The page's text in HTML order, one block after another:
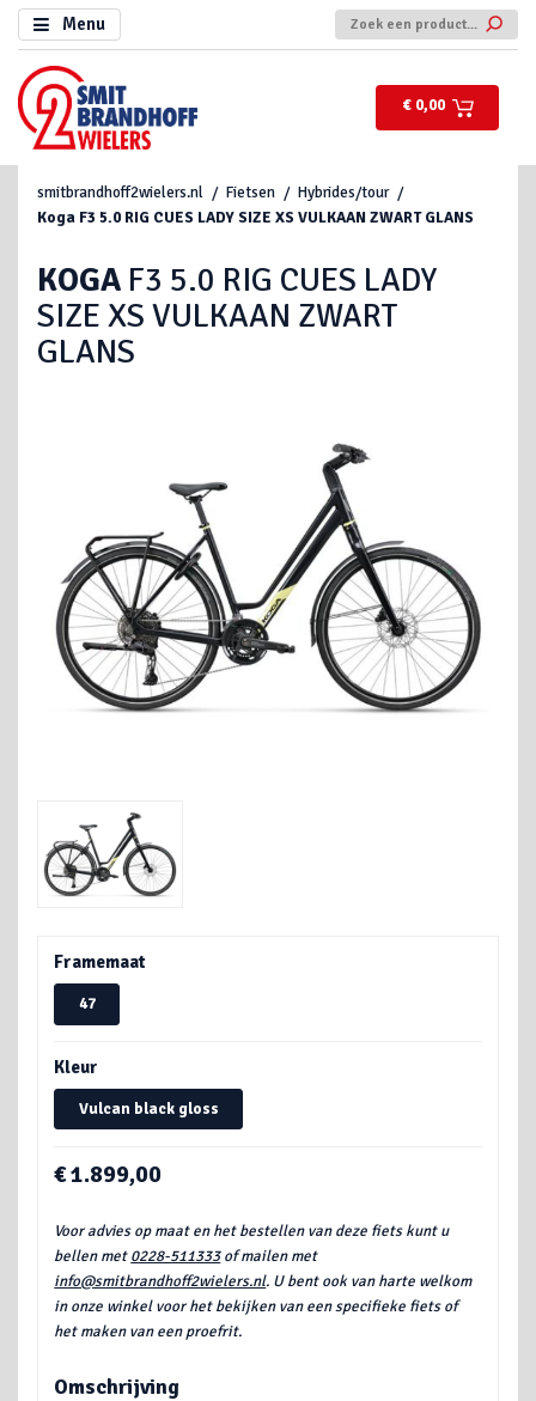
Menu
€ 0,00
smitbrandhoff2wielers.nl Fietsen
Hybrides/tour
Koga F3 5.0 RIG CUES LADY SIZE XS VULKAAN ZWART GLANS
KOGA F3 5.0 RIG CUES LADY
SIZE XS VULKAAN ZWART
GLANS
Framemaat
47
Kleur
Vulcan black gloss
€ 1.899,00
Voor advies op maat en het bestellen van deze fiets kunt u
bellen met0228-511333of mailen met
info@smitbrandhoff2wielers.nl. U bent ook van harte welkom
in onze winkel voor het bekijken van een specifieke fiets of
het maken van een proefrit.
Omschrijving